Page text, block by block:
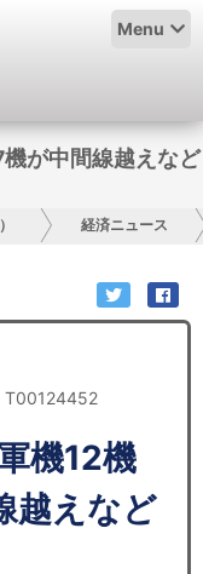
Menu
機が中間線越えなど
経済ニュース
T00124452
機12機
越えなど